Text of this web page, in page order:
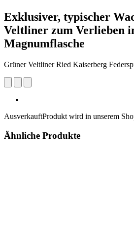
Exklusiver, typischer
Veltliner zum Verlieben
Magnumflasche
Grüner Veltliner Ried Kaiserberg
AusverkauftProdukt wird in unserem
Ähnliche Produkte